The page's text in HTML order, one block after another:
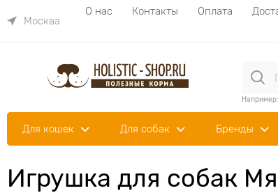
Москва
О нас Контакты Оплата
Например:
Для кошек Для собак Бренды
Игрушка для собак